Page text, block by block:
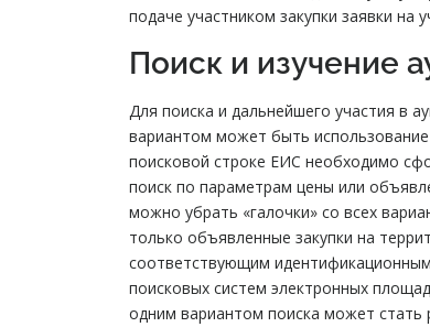
подаче участником закупки заявки на
Поиск и изучение
Для поиска и дальнейшего участия в
вариантом может быть
поисковой строке ЕИС необходимо
поиск по параметрам цены или
можно убрать «галочки» со всех
только объявленные закупки на
соответствующим
поисковых систем электронных
одним вариантом поиска может